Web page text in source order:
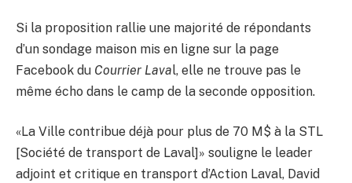
Si la proposition rallie une majorité de répondants
d’un sondage maison mis en ligne sur la page
Facebook du Courrier Laval, elle ne trouve pas le
même écho dans le camp de la seconde opposition.
«La Ville contribue déjà pour plus de 70 M$ à la STL
[Société de transport de Laval]» souligne le leader
adjoint et critique en transport d’Action Laval, David